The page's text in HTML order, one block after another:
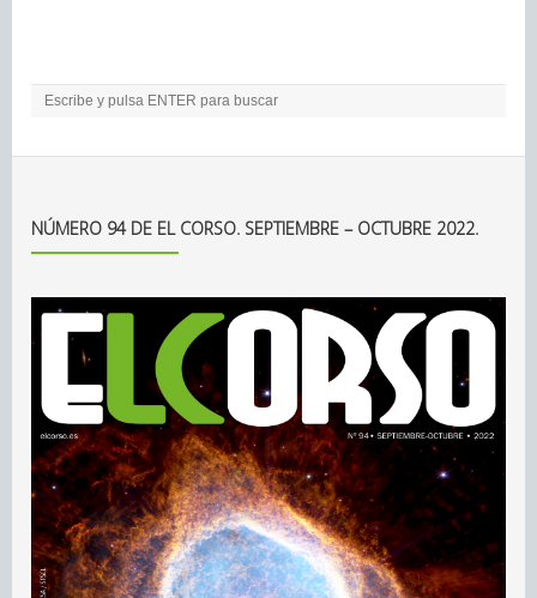
NÚMERO 94 DE EL CORSO. SEPTIEMBRE – OCTUBRE 2022.